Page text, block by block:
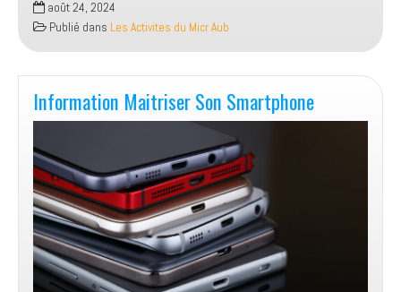
Rire
Au
Carré
des
Arts
août 24, 2024
Publié dans Les Activites du Micr Aub
Information Maitriser Son Smartphone